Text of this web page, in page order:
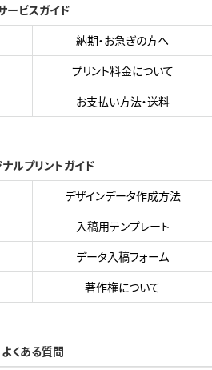
ービスガイド
納期・お急ぎの方へ
プリント料金について
お支払い方法・送料
ルプリントガイド
デザインデータ作成方法
入稿用テンプレート
データ入稿フォーム
著作権について
よくある質問